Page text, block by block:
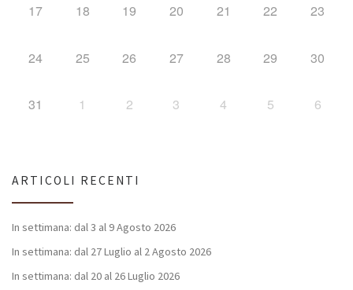
17 18 19 20 21 22 23
24 25 26 27 28 29 30
31 1 2 3 4 5 6
ARTICOLI RECENTI
In settimana: dal 3 al 9 Agosto 2026
In settimana: dal 27 Luglio al 2 Agosto 2026
In settimana: dal 20 al 26 Luglio 2026